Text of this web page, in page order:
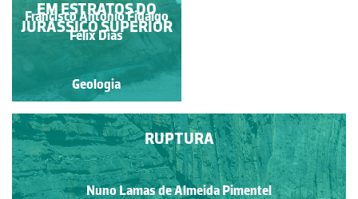
Fernando Lopes
Geologia
RUPTURA
Nuno Lamas de Almeida Pimentel
EM ESTRATOS DO
JURÁSSICO SUPERIOR
Francisco António Fidalgo
Félix Dias
Geologia